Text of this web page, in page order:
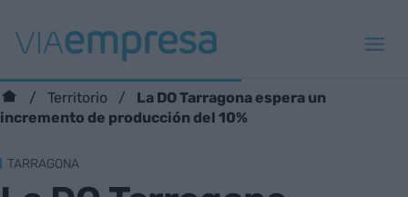
Territorio
La DO Tarragona espera un
incremento de producción del 10%
TARRAGONA